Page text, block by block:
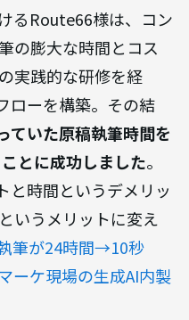
るRoute66様は、コン
の膨大な時間とコス
実践的な研修を経
ローを構築。その結
ていた原稿執筆時間を
とに成功しました。
と時間というデメリッ
いうメリットに変え
筆が24時間→10秒
ーケ現場の生成AI内製